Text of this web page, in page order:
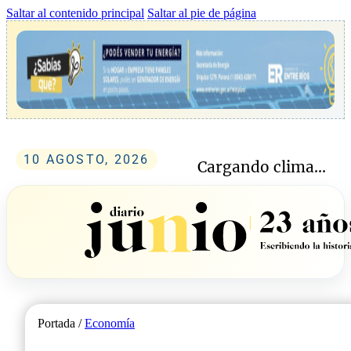
Saltar al contenido principal Saltar al pie de página
10 AGOSTO, 2026 Cargando clima...
Portada /Economía